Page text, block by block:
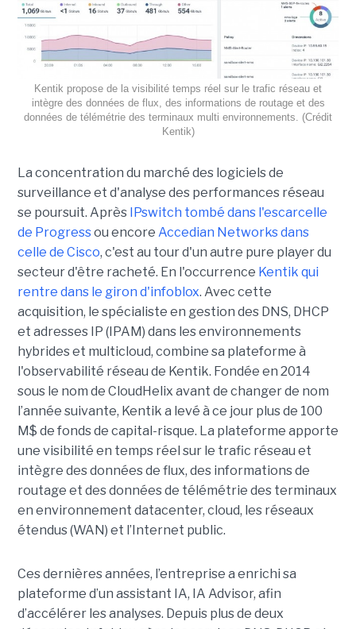
Kentik propose de la visibilité temps réel sur le trafic réseau et
intègre des données de flux, des informations de routage et des
données de télémétrie des terminaux multi environnements. (Crédit
Kentik)
La concentration du marché des logiciels de
surveillance et d'analyse des performances réseau
se poursuit. Après IPswitch tombé dans l'escarcelle
de Progressou encore Accedian Networks dans
celle de Cisco, c'est au tour d'un autre pure player du
secteur d'être racheté. En l'occurrence Kentik qui
rentre dans le giron d'infoblox. Avec cette
acquisition, le spécialiste en gestion des DNS, DHCP
et adresses IP (IPAM) dans les environnements
hybrides et multicloud, combine sa plateforme à
l'observabilité réseau de Kentik. Fondée en 2014
sous le nom de CloudHelix avant de changer de nom
l’année suivante, Kentik a levé à ce jour plus de 100
M$ de fonds de capital-risque. La plateforme apporte
une visibilité en temps réel sur le trafic réseau et
intègre des données de flux, des informations de
routage et des données de télémétrie des terminaux
en environnement datacenter, cloud, les réseaux
étendus (WAN) et l’Internet public.
Ces dernières années, l’entreprise a enrichi sa
plateforme d’un assistant IA, IA Advisor, afin
d’accélérer les analyses. Depuis plus de deux